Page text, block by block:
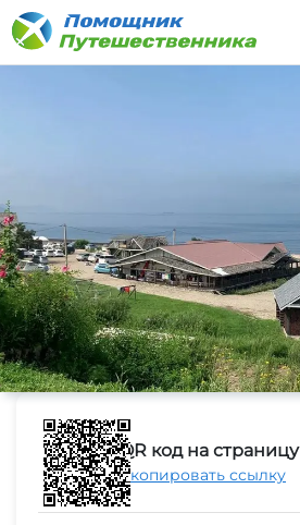
QR код на страницу
Скопировать ссылку